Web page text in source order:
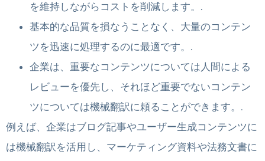
を維持しながらコストを削減します。.
基本的な品質を損なうことなく、大量のコンテン
ツを迅速に処理するのに最適です。.
企業は、重要なコンテンツについては人間による
レビューを優先し、それほど重要でないコンテン
ツについては機械翻訳に頼ることができます。.
例えば、企業はブログ記事やユーザー生成コンテンツに
は機械翻訳を活用し、マーケティング資料や法務文書に